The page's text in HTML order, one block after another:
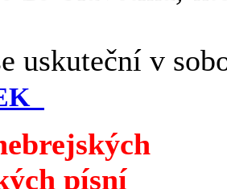
uskuteční v
písní